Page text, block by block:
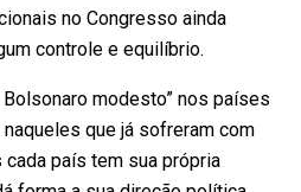
no Congresso ainda
controle e equilíbrio.
modesto” nos países
que já sofreram com
país tem sua própria